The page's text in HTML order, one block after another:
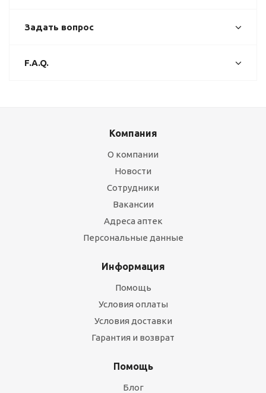
Задать вопрос
F.A.Q.
Компания
О компании
Новости
Сотрудники
Вакансии
Адреса аптек
Персональные данные
Информация
Помощь
Условия оплаты
Условия доставки
Гарантия и возврат
Помощь
Блог